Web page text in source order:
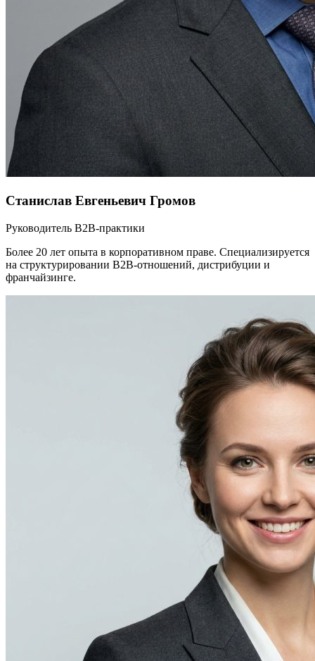
Станислав Евгеньевич Громов
Руководитель B2B-практики
Более 20 лет опыта в корпоративном праве. Специализируется
на структурировании B2B-отношений, дистрибуции и
франчайзинге.